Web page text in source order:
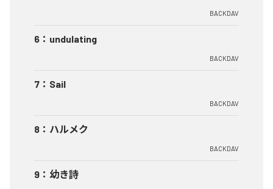
BACKDAV
6 ： undulating
BACKDAV
7 ： Sail
BACKDAV
8 ： ハルメク
BACKDAV
9 ： 幼き詩